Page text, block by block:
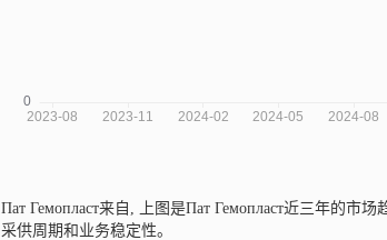
Пат Гемопласт来自,
上图是Пат Гемопласт近三年的市
采供周期和业务稳定性。